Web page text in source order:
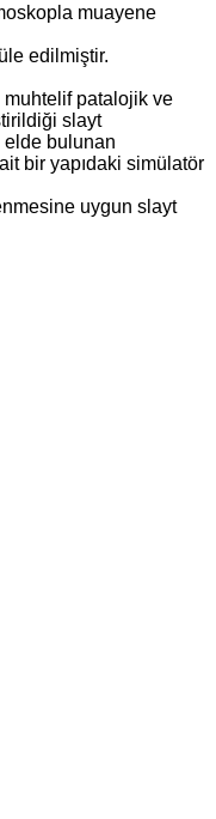
muayene
edilmiştir.
patalojik ve
slayt
bulunan
bir yapıdaki simülatör
uygun slayt